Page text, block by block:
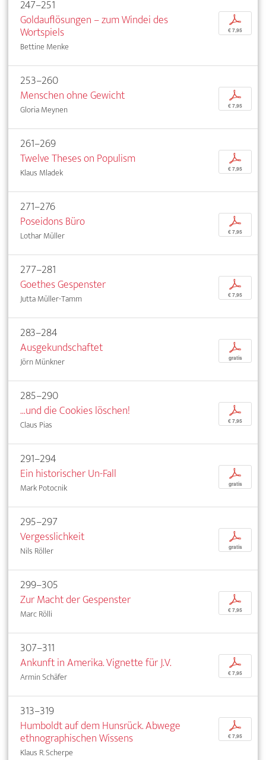
247–251
Goldauflösungen – zum Windei des
Wortspiels
Bettine Menke
p
€ 7,95
253–260
Menschen ohne Gewicht
Gloria Meynen
p
€ 7,95
261–269
Twelve Theses on Populism
Klaus Mladek
p
€ 7,95
271–276
Poseidons Büro
Lothar Müller
p
€ 7,95
277–281
Goethes Gespenster
Jutta Müller-Tamm
p
€ 7,95
283–284
Ausgekundschaftet
Jörn Münkner
p
gratis
285–290
...und die Cookies löschen!
Claus Pias
p
€ 7,95
291–294
Ein historischer Un-Fall
Mark Potocnik
p
gratis
295–297
Vergesslichkeit
Nils Röller
p
gratis
299–305
Zur Macht der Gespenster
Marc Rölli
p
€ 7,95
307–311
Ankunft in Amerika. Vignette für J.V.
Armin Schäfer
p
€ 7,95
313–319
Humboldt auf dem Hunsrück. Abwege
ethnographischen Wissens
Klaus R. Scherpe
p
€ 7,95